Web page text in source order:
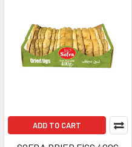
ADD TO CART